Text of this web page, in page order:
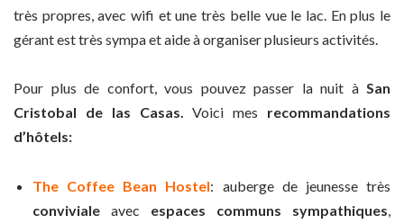
très propres, avec wifi et une très belle vue le lac. En plus le
gérant est très sympa et aide à organiser plusieurs activités.
Pour plus de confort, vous pouvez passer la nuit àSan
Cristobal de las Casas. Voici mes recommandations
d’hôtels:
The Coffee Bean Hostel: auberge de jeunesse très
conviviale avec espaces communs sympathiques,